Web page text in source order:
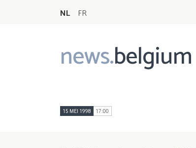
NL FR
news.belgium
Main
navigation
15 MEI 1998 17:00